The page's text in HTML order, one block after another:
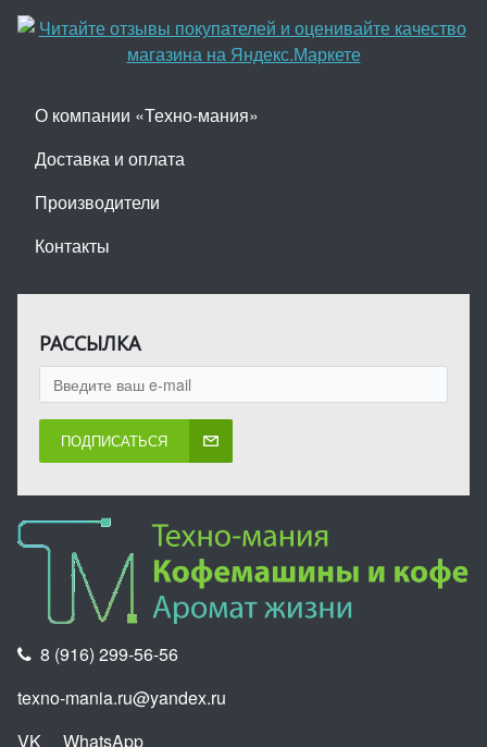
О компании «Техно-мания»
Доставка и оплата
Производители
Контакты
РАССЫЛКА
ПОДПИСАТЬСЯ
8 (916) 299-56-56
texno-mania.ru@yandex.ru
VK
WhatsApp